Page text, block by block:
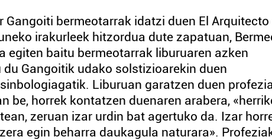
bermeotarrak idatzi duen El Arquitecto
irakurleek hitzordua dute zapatuan,
egiten baitu bermeotarrak liburuaren azken
Gangoitik udako solstizioarekin duen
Liburuan garatzen duen
be, horrek kontatzen duenaren arabera,
zeruan izar urdin bat agertuko da. Izar
egin beharra daukagula naturara».